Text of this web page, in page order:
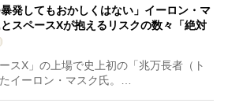
暴発してもおかしくはない」イーロン・マ
スペースXが抱えるリスクの数々「絶対
スX」の上場で史上初の「兆万長者（ト
イーロン・マスク氏。…